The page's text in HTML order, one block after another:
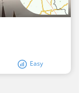
Easy